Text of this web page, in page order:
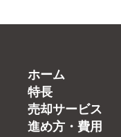
ホーム
特長
売却サービス
進め方・費用